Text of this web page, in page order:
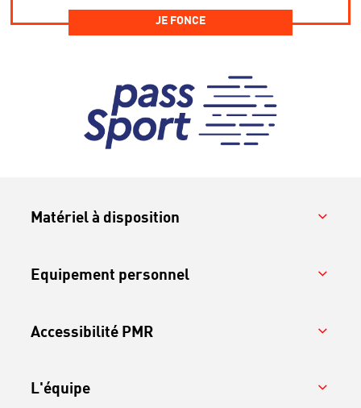
JE FONCE
Matériel à disposition
Equipement personnel
Accessibilité PMR
L'équipe